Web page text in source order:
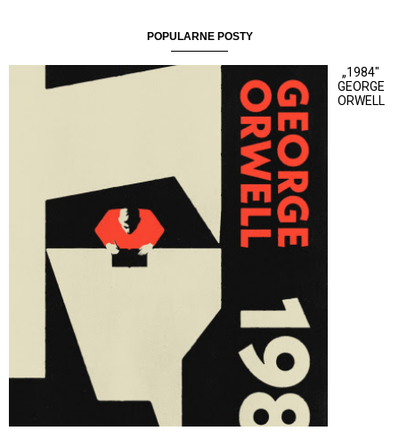
POPULARNE POSTY
„1984"
GEORGE
ORWELL